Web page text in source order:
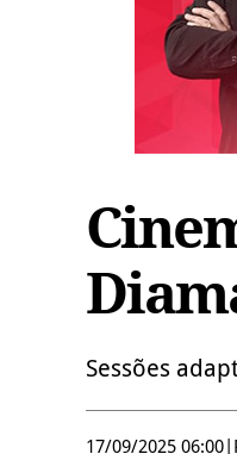
Sessões
17/09/2025 06:00